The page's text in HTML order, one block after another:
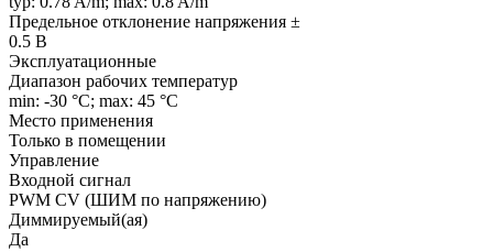
Предельное отклонение напряжения ±
0.5 В
Эксплуатационные
Диапазон рабочих температур
min: -30 °C; max: 45 °C
Место применения
Только в помещении
Управление
Входной сигнал
PWM СV (ШИМ по напряжению)
Диммируемый(ая)
Да